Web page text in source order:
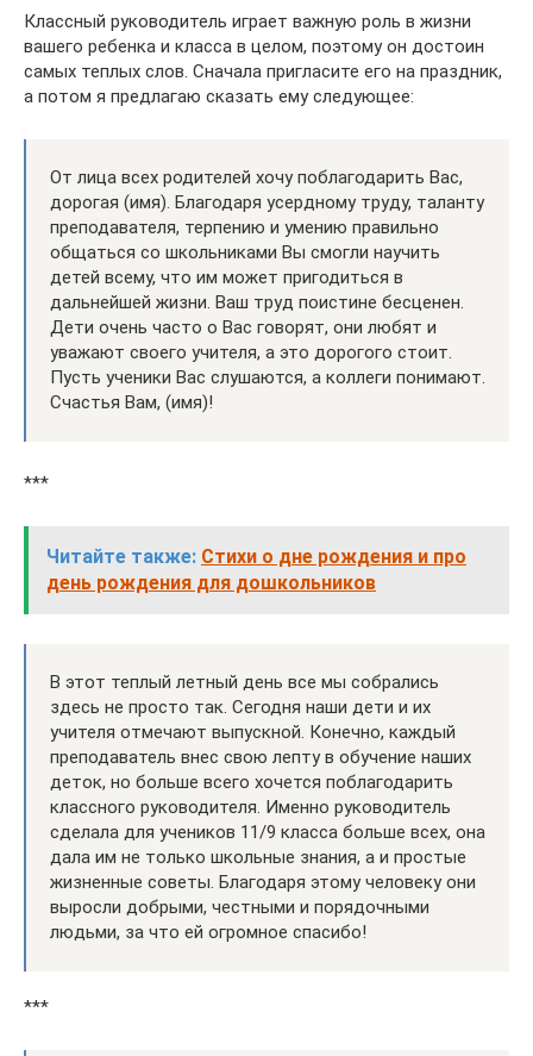
Классный руководитель играет важную роль в жизни
вашего ребенка и класса в целом, поэтому он достоин
самых теплых слов. Сначала пригласите его на праздник,
а потом я предлагаю сказать ему следующее:
От лица всех родителей хочу поблагодарить Вас,
дорогая (имя). Благодаря усердному труду, таланту
преподавателя, терпению и умению правильно
общаться со школьниками Вы смогли научить
детей всему, что им может пригодиться в
дальнейшей жизни. Ваш труд поистине бесценен.
Дети очень часто о Вас говорят, они любят и
уважают своего учителя, а это дорогого стоит.
Пусть ученики Вас слушаются, а коллеги понимают.
Счастья Вам, (имя)!
***
Читайте также: Стихи о дне рождения и про
день рождения для дошкольников
В этот теплый летный день все мы собрались
здесь не просто так. Сегодня наши дети и их
учителя отмечают выпускной. Конечно, каждый
преподаватель внес свою лепту в обучение наших
деток, но больше всего хочется поблагодарить
классного руководителя. Именно руководитель
сделала для учеников 11/9 класса больше всех, она
дала им не только школьные знания, а и простые
жизненные советы. Благодаря этому человеку они
выросли добрыми, честными и порядочными
людьми, за что ей огромное спасибо!
***